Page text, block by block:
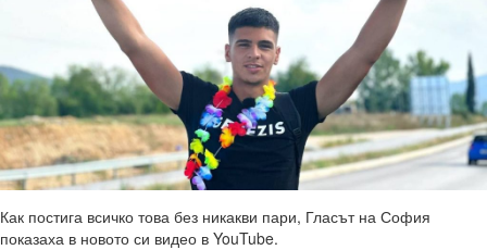
Как постига всичко това без никакви пари, Гласът на София
показаха в новото си видео в YouTube.